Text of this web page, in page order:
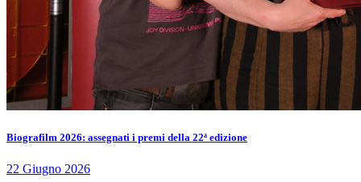
Biografilm 2026: assegnati i premi della 22ª edizione
22 Giugno 2026